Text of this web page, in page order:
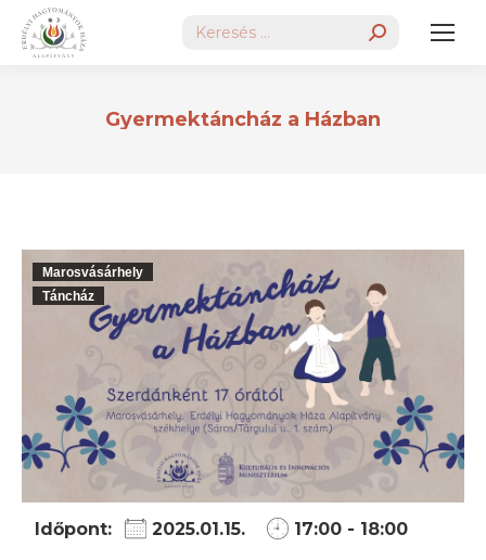
Search:
Gyermektáncház a Házban
Marosvásárhely
Táncház
Időpont: 2025.01.15. 17:00 - 18:00